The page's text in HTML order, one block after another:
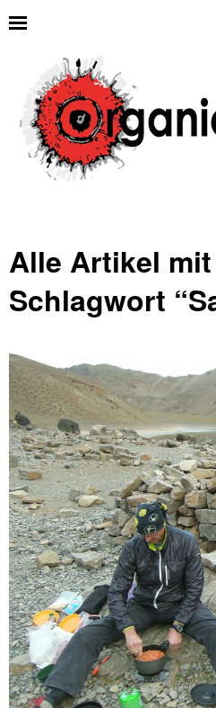
Alle Artikel
Schlagwort “